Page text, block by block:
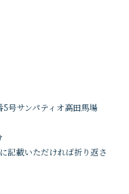
号サンパティオ高田馬場
記載いただければ折り返さ